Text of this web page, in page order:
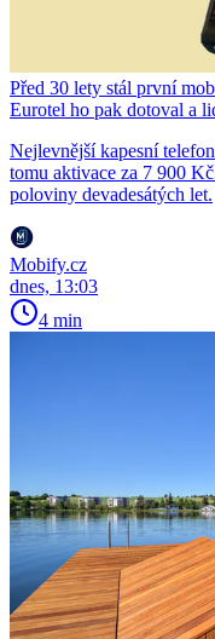
Před 30 lety stál první
Eurotel ho pak dotoval a
Nejlevnější kapesní
tomu aktivace za 7 900
poloviny devadesátých let.
Mobify.cz
dnes, 13:03
4 min